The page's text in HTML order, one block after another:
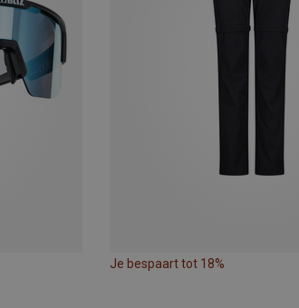
Je bespaart tot 18%